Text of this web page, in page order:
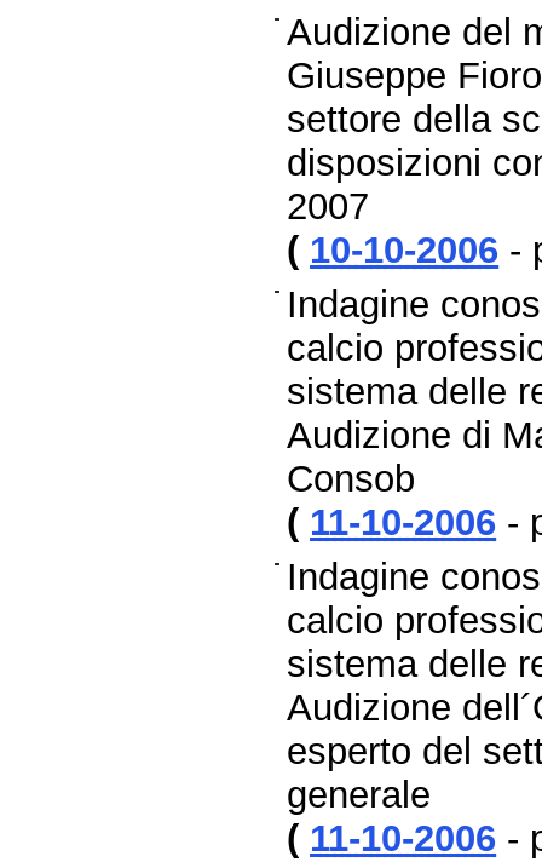
Audizione del
Giuseppe
settore della
disposizioni
2007
( 10-10-2006 -
Indagine
calcio
sistema delle
Audizione di
Consob
( 11-10-2006 -
Indagine
calcio
sistema delle
Audizione
esperto del
generale
( 11-10-2006 -